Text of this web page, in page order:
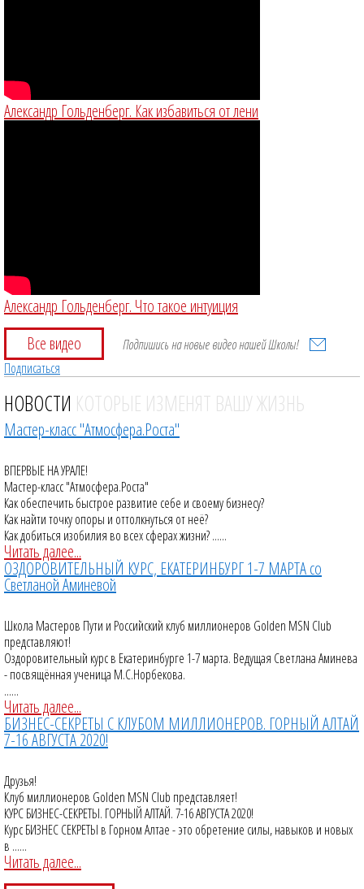
Александр Гольденберг. Как избавиться от лени
Александр Гольденберг. Что такое интуиция
Все видео
Подпишись на новые видео нашей Школы!
Подписаться
НОВОСТИ КОТОРЫЕ ИЗМЕНЯТ ВАШУ ЖИЗНЬ
Мастер-класс "Атмосфера.Роста"
ВПЕРВЫЕ НА УРАЛЕ!
Мастер-класс "Атмосфера.Роста"
Как обеспечить быстрое развитие себе и своему бизнесу?
Как найти точку опоры и оттолкнуться от неё?
Как добиться изобилия во всех сферах жизни? ......
Читать далее...
ОЗДОРОВИТЕЛЬНЫЙ КУРС, ЕКАТЕРИНБУРГ 1-7 МАРТА со
Светланой Аминевой
Школа Мастеров Пути и Российский клуб миллионеров Golden MSN Club
представляют!
Оздоровительный курс в Екатеринбурге 1-7 марта. Ведущая Светлана Аминева
- посвящённая ученица М.С.Норбекова.
......
Читать далее...
БИЗНЕС-СЕКРЕТЫ С КЛУБОМ МИЛЛИОНЕРОВ. ГОРНЫЙ АЛТАЙ
7-16 АВГУСТА 2020!
Друзья!
Клуб миллионеров Golden MSN Club представляет!
КУРС БИЗНЕС-СЕКРЕТЫ. ГОРНЫЙ АЛТАЙ. 7-16 АВГУСТА 2020!
Курс БИЗНЕС СЕКРЕТЫ в Горном Алтае - это обретение силы, навыков и новых
в ......
Читать далее...